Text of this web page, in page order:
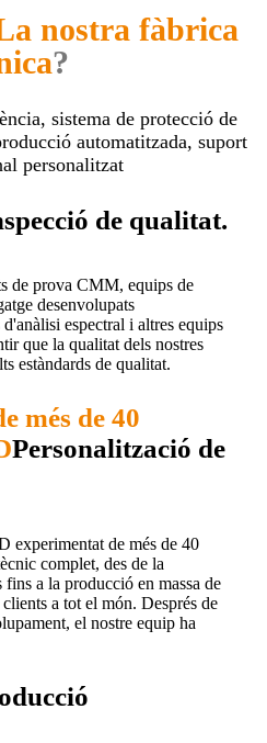
nostra fàbrica
?
sistema de protecció de
automatitzada, suport
personalitzat
de qualitat.
de prova CMM, equips de
desenvolupats
espectral i altres equips
que la qualitat dels nostres
estàndards de qualitat.
més de 40
Personalització de
experimentat de més de 40
complet, des de la
a la producció en massa de
a tot el món. Després de
el nostre equip ha